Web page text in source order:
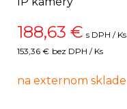
188,63 € s DPH / Ks
153,36 € bez DPH / Ks
na externom sklade